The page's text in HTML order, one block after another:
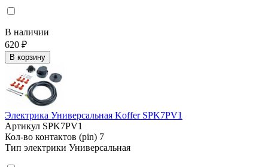
В наличии
620 ₽
В корзину
Электрика Универсальная Koffer SPK7PV1
Артикул SPK7PV1
Кол-во контактов (pin) 7
Тип электрики Универсальная